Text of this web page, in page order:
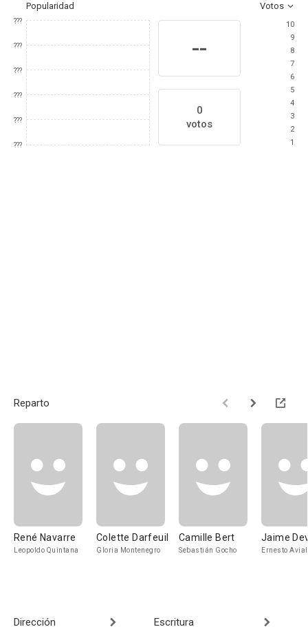
Popularidad Votos
???
???
???
???
???
???
--
0
votos
10
9
8
7
6
5
4
3
2
1
Reparto
René Navarre
Leopoldo Quintana
Colette Darfeuil
Gloria Montenegro
Camille Bert
Sebastián Gocho
Jaime
Ernesto Avial
Dirección Escritura